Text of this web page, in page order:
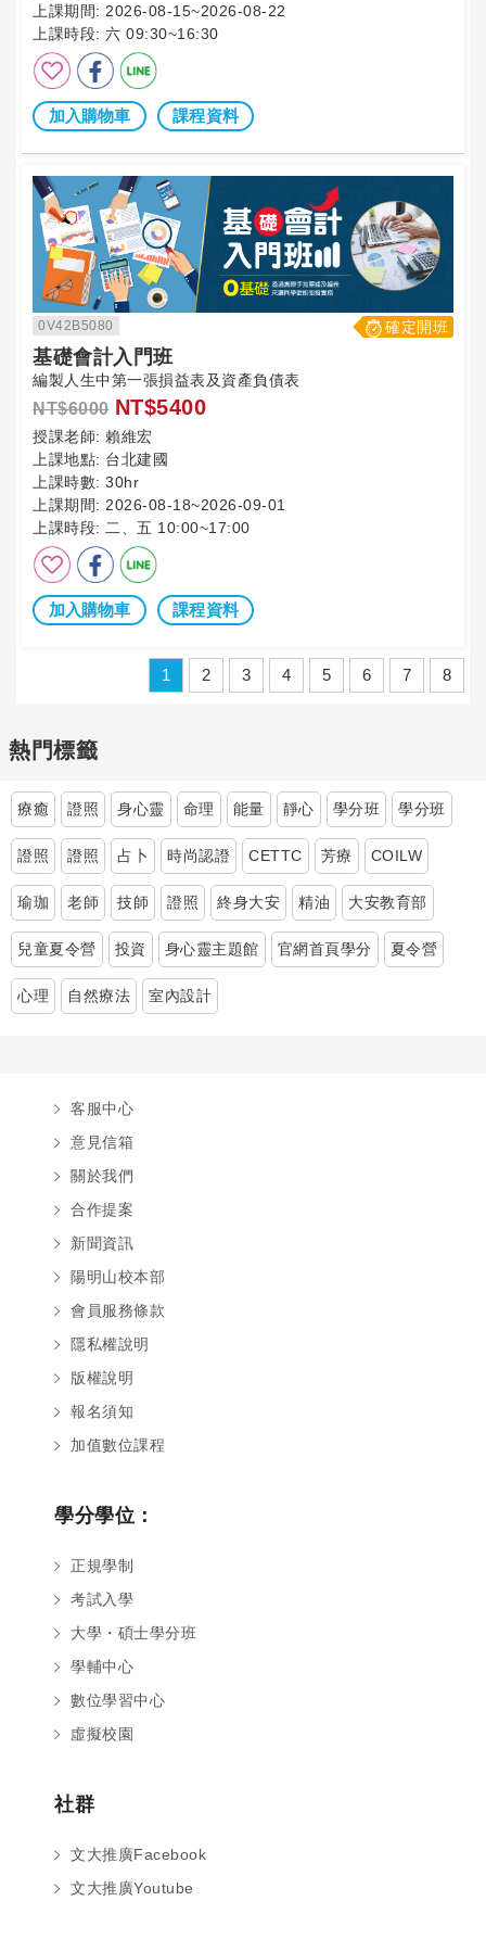
上課期間: 2026-08-15~2026-08-22
上課時段: 六 09:30~16:30
加入購物車 課程資料
0V42B5080 確定開班
基礎會計入門班
編製人生中第一張損益表及資產負債表
NT$6000 NT$5400
授課老師: 賴維宏
上課地點: 台北建國
上課時數: 30hr
上課期間: 2026-08-18~2026-09-01
上課時段: 二、五 10:00~17:00
加入購物車 課程資料
1 2 3 4 5 6 7 8
熱門標籤
療癒 證照 身心靈 命理 能量 靜心 學分班 學分班
證照 證照 占卜 時尚認證 CETTC 芳療 COILW
瑜珈 老師 技師 證照 終身大安 精油 大安教育部
兒童夏令營 投資 身心靈主題館 官網首頁學分 夏令營
心理 自然療法 室內設計
客服中心
意見信箱
關於我們
合作提案
新聞資訊
陽明山校本部
會員服務條款
隱私權說明
版權說明
報名須知
加值數位課程
學分學位：
正規學制
考試入學
大學・碩士學分班
學輔中心
數位學習中心
虛擬校園
社群
文大推廣Facebook
文大推廣Youtube